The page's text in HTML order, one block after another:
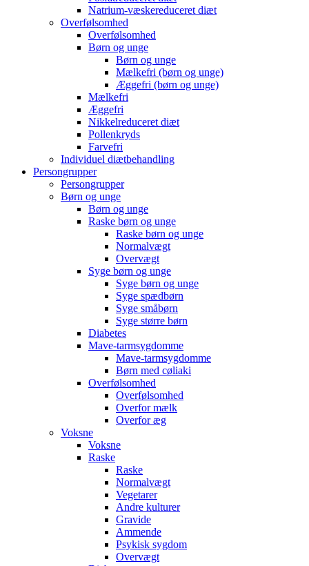
Natrium-væskereduceret diæt
Overfølsomhed
Overfølsomhed
Børn og unge
Børn og unge
Mælkefri (børn og unge)
Æggefri (børn og unge)
Mælkefri
Æggefri
Nikkelreduceret diæt
Pollenkryds
Farvefri
Individuel diætbehandling
Persongrupper
Persongrupper
Børn og unge
Børn og unge
Raske børn og unge
Raske børn og unge
Normalvægt
Overvægt
Syge børn og unge
Syge børn og unge
Syge spædbørn
Syge småbørn
Syge større børn
Diabetes
Mave-tarmsygdomme
Mave-tarmsygdomme
Børn med cøliaki
Overfølsomhed
Overfølsomhed
Overfor mælk
Overfor æg
Voksne
Voksne
Raske
Raske
Normalvægt
Vegetarer
Andre kulturer
Gravide
Ammende
Psykisk sygdom
Overvægt